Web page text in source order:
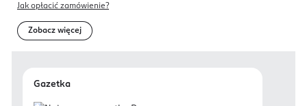
Jak opłacić zamówienie?
Zobacz więcej
Gazetka